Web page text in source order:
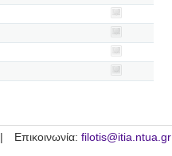
Επικοινωνία: filotis@itia.ntua.gr